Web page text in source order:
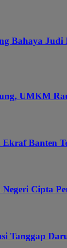
Bahaya Judi
UMKM
Banten
Cipta
Tanggap